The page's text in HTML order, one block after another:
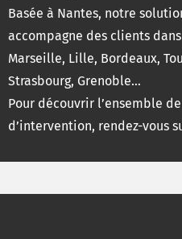
Basée à Nantes, notre
accompagne des clients
Marseille, Lille, Bordeaux,
Strasbourg, Grenoble…
Pour découvrir l’ensemble
d’intervention, rendez-vous